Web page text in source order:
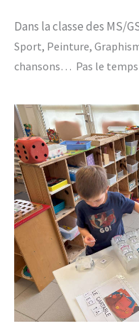
Dans la classe des MS/
Sport, Peinture,
chansons… Pas le temps